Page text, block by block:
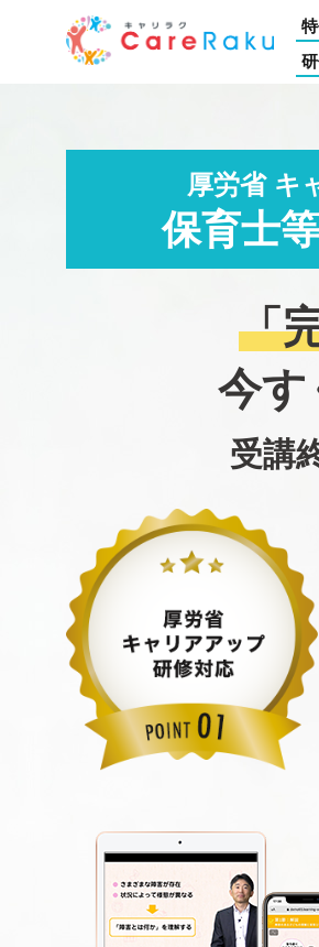
厚労省 キ
保育士
「
今す
受講